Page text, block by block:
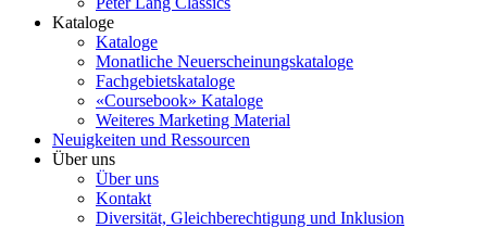
Kataloge
Kataloge
Monatliche Neuerscheinungskataloge
Fachgebietskataloge
«Coursebook» Kataloge
Weiteres Marketing Material
Neuigkeiten und Ressourcen
Über uns
Über uns
Kontakt
Diversität, Gleichberechtigung und Inklusion